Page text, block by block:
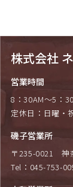
株式会社
営業時間
8：30AM～5：
定休日： 日曜・
磯子営業所
〒235-0021神
Tel：045-753-